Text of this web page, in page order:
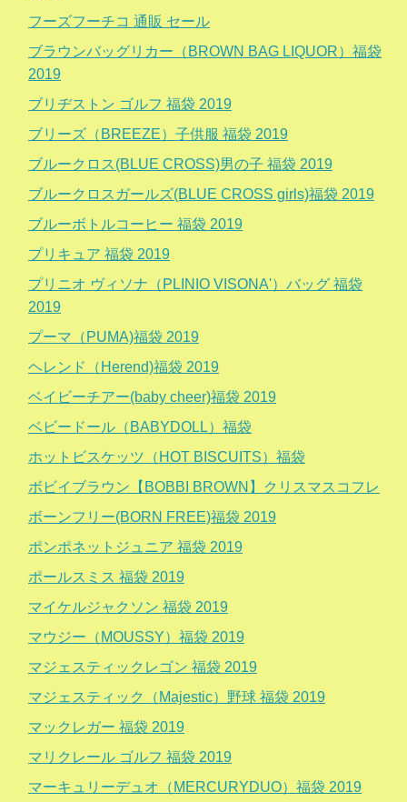
フーズフーチコ 通販 セール
ブラウンバッグリカー（BROWN BAG LIQUOR）福袋
2019
ブリヂストン ゴルフ 福袋 2019
ブリーズ（BREEZE）子供服 福袋 2019
ブルークロス(BLUE CROSS)男の子 福袋 2019
ブルークロスガールズ(BLUE CROSS girls)福袋 2019
ブルーボトルコーヒー 福袋 2019
プリキュア 福袋 2019
プリニオ ヴィソナ（PLINIO VISONA'）バッグ 福袋
2019
プーマ（PUMA)福袋 2019
ヘレンド（Herend)福袋 2019
ベイビーチアー(baby cheer)福袋 2019
ベビードール（BABYDOLL）福袋
ホットビスケッツ（HOT BISCUITS）福袋
ボビイブラウン【BOBBI BROWN】クリスマスコフレ
ボーンフリー(BORN FREE)福袋 2019
ポンポネットジュニア 福袋 2019
ポールスミス 福袋 2019
マイケルジャクソン 福袋 2019
マウジー（MOUSSY）福袋 2019
マジェスティックレゴン 福袋 2019
マジェスティック（Majestic）野球 福袋 2019
マックレガー 福袋 2019
マリクレール ゴルフ 福袋 2019
マーキュリーデュオ（MERCURYDUO）福袋 2019